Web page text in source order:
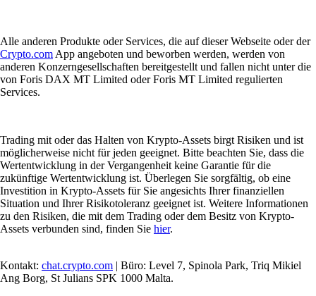
Alle anderen Produkte oder Services, die auf dieser Webseite oder der
Crypto.com App angeboten und beworben werden, werden von
anderen Konzerngesellschaften bereitgestellt und fallen nicht unter die
von Foris DAX MT Limited oder Foris MT Limited regulierten
Services.
Trading mit oder das Halten von Krypto-Assets birgt Risiken und ist
möglicherweise nicht für jeden geeignet. Bitte beachten Sie, dass die
Wertentwicklung in der Vergangenheit keine Garantie für die
zukünftige Wertentwicklung ist. Überlegen Sie sorgfältig, ob eine
Investition in Krypto-Assets für Sie angesichts Ihrer finanziellen
Situation und Ihrer Risikotoleranz geeignet ist. Weitere Informationen
zu den Risiken, die mit dem Trading oder dem Besitz von Krypto-
Assets verbunden sind, finden Sie hier.
Kontakt: chat.crypto.com | Büro: Level 7, Spinola Park, Triq Mikiel
Ang Borg, St Julians SPK 1000 Malta.